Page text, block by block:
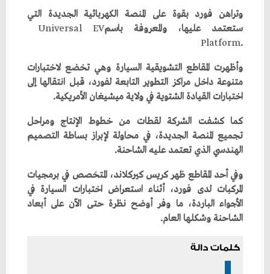
‬ستعتمد‭ ‬عليها،‭ ‬والمعروفة‭ ‬باسم‭ ‬
Universal EV
Platform‭.‬
‬اختبارات‭ ‬القيادة‭ ‬الشتوية‭ ‬في‭ ‬ولاية‭ ‬ميشيغان‭ ‬الأمريكية‭.‬
‬الهندسي‭ ‬الذي‭ ‬تعتمد‭ ‬عليه‭ ‬الشاحنة‭.‬
‬الشاحنة‭ ‬وشكلها‭ ‬العام‭.‬
كلمات دالة